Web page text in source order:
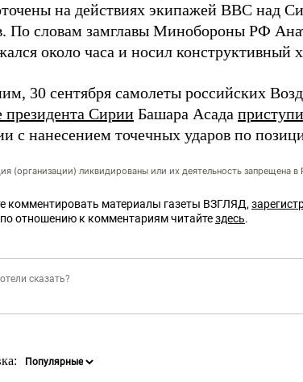
на действиях экипажей ВВС над
По словам замглавы Минобороны РФ
около часа и носил конструктивный
30 сентября самолеты российских
президента Сирии Башара Асада
с нанесением точечных ударов по
(организации) ликвидированы или их деятельность запрещена в
комментировать материалы газеты ВЗГЛЯД,
отношению к комментариям читайтездесь.